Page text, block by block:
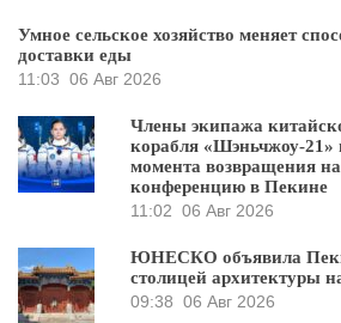
Умное сельское хозяйство меняет
доставки еды
11:03 06 Авг 2026
Члены экипажа
корабля «Шэньчжоу-21»
момента возвращения
конференцию в Пекине
11:02 06 Авг 2026
ЮНЕСКО объявила
столицей архитектуры
09:38 06 Авг 2026